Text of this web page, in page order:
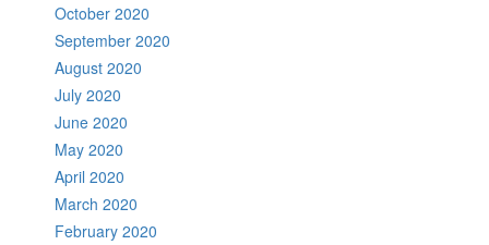
October 2020
September 2020
August 2020
July 2020
June 2020
May 2020
April 2020
March 2020
February 2020